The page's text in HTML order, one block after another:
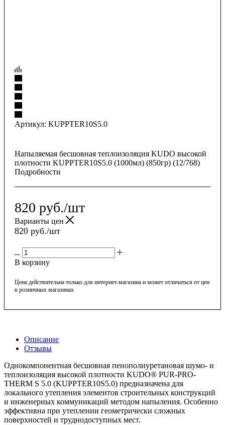
Артикул: KUPPTER10S5.0
Напыляемая бесшовная теплоизоляция KUDO высокой
плотности KUPPTER10S5.0 (1000мл) (850гр) (12/768)
Подробности
820 руб./шт
Варианты цен
820 руб./шт
В корзину
Цена действительна только для интернет-магазина и может отличаться от цен
в розничных магазинах
Описание
Отзывы
Однокомпонентная бесшовная пенополиуретановая шумо- и
теплоизоляция высокой плотности KUDO® PUR-PRO-
THERM S 5.0 (KUPPTER10S5.0) предназначена для
локального утепления элементов строительных конструкций
и инженерных коммуникаций методом напыления. Особенно
эффективна при утеплении геометрически сложных
поверхностей и труднодоступных мест.